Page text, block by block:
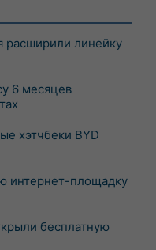
расширили линейку
6 месяцев
хэтчбеки BYD
интернет-площадку
бесплатную